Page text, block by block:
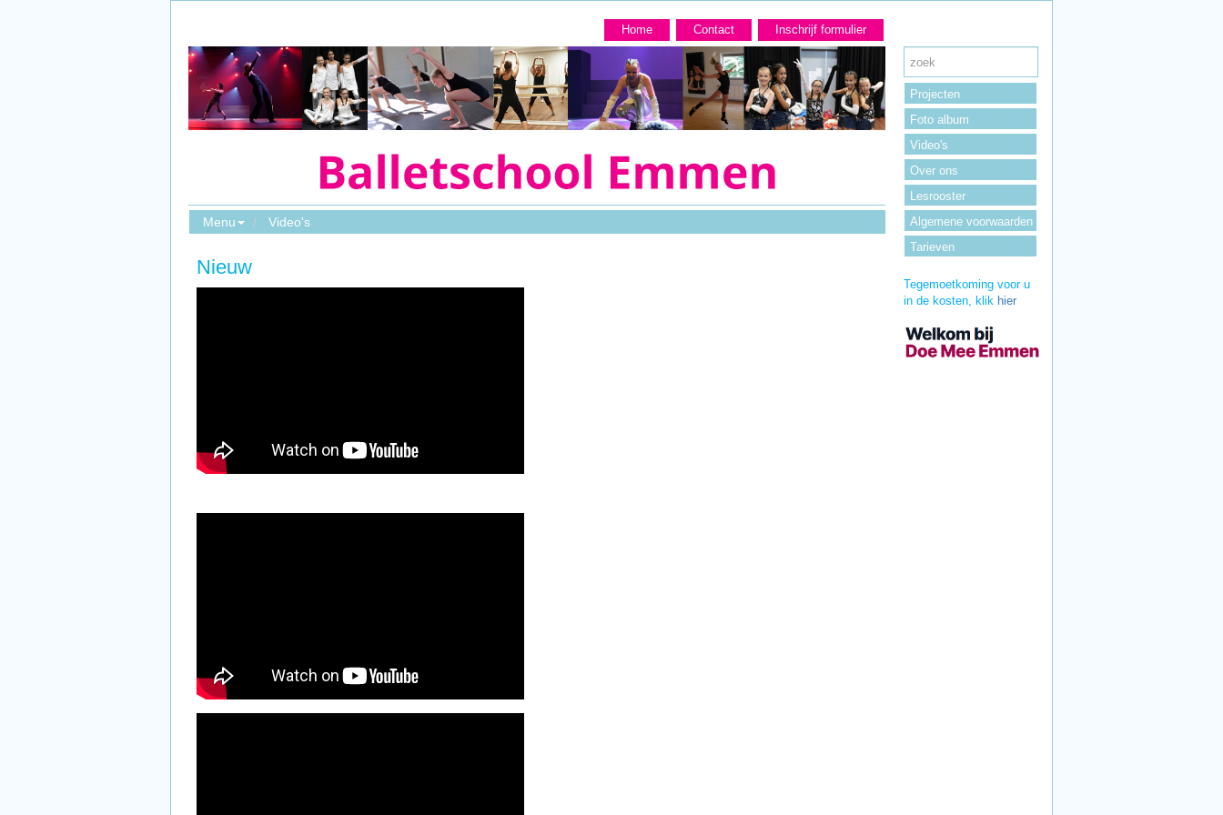
Home Contact Inschrijf formulier
Menu Video's
Nieuw
Projecten
Foto album
Video's
Over ons
Lesrooster
Algemene voorwaarden
Tarieven
Tegemoetkoming voor u
in de kosten, klik hier